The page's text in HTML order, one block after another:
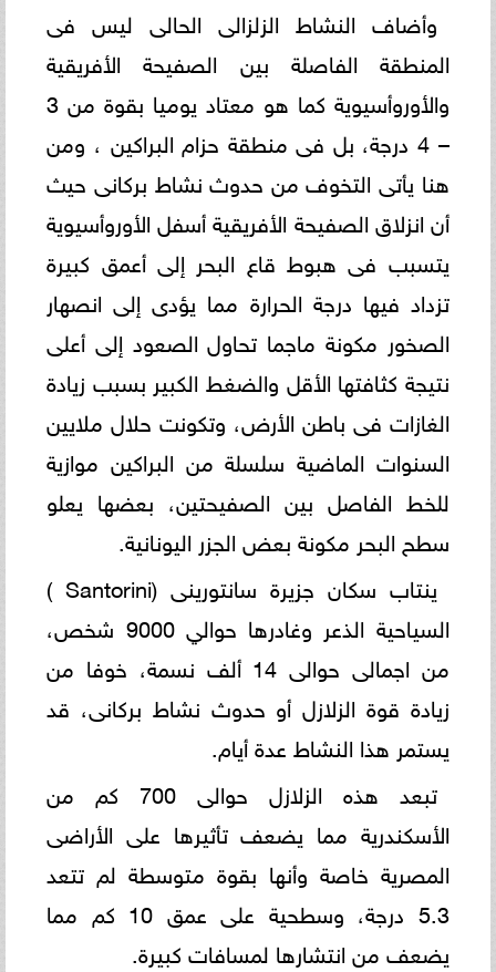
وأضاف النشاط الزلزالى الحالى ليس فى
المنطقة الفاصلة بين الصفيحة الأفريقية
والأوروأسيوية كما هو معتاد يوميا بقوة من 3
– 4 درجة، بل فى منطقة حزام البراكين ، ومن
هنا يأتى التخوف من حدوث نشاط بركانى حيث
أن انزلاق الصفيحة الأفريقية أسفل الأوروأسيوية
يتسبب فى هبوط قاع البحر إلى أعمق كبيرة
تزداد فيها درجة الحرارة مما يؤدى إلى انصهار
الصخور مكونة ماجما تحاول الصعود إلى أعلى
نتيجة كثافتها الأقل والضغط الكبير بسبب زيادة
الغازات فى باطن الأرض، وتكونت حلال ملايين
السنوات الماضية سلسلة من البراكين موازية
للخط الفاصل بين الصفيحتين، بعضها يعلو
سطح البحر مكونة بعض الجزر اليونانية.
ينتاب سكان جزيرة سانتورينى (Santorini )
السياحية الذعر وغادرها حوالي 9000 شخص،
من اجمالى حوالى 14 ألف نسمة، خوفا من
زيادة قوة الزلازل أو حدوث نشاط بركانى، قد
يستمر هذا النشاط عدة أيام.
تبعد هذه الزلازل حوالى 700 كم من
الأسكندرية مما يضعف تأثيرها على الأراضى
المصرية خاصة وأنها بقوة متوسطة لم تتعد
5.3 درجة، وسطحية على عمق 10 كم مما
يضعف من انتشارها لمسافات كبيرة.